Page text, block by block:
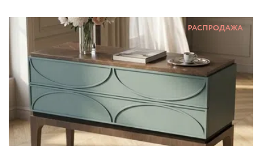
РАСПРОДАЖА